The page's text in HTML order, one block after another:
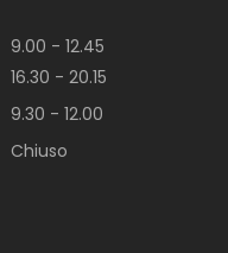
o più proprietà
9.00 - 12.45
16.30 - 20.15
9.30 - 12.00
Chiuso